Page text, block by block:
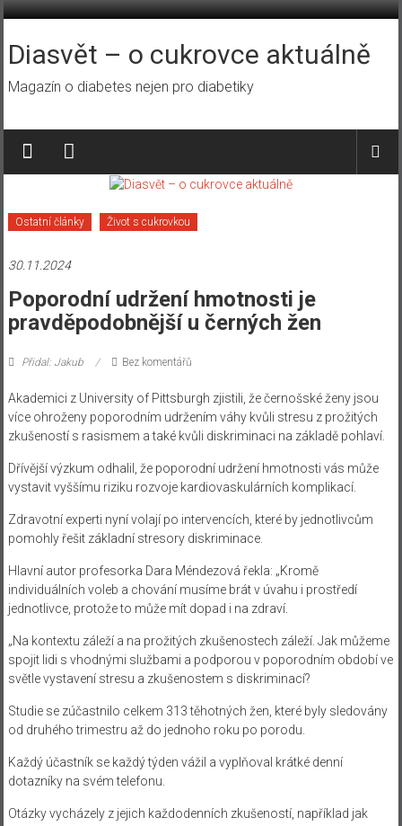
Přeskočit
obsah
Diasvět – o cukrovce aktuálně
Magazín o diabetes nejen pro diabetiky
Ostatní články Život s cukrovkou
30.11.2024
Poporodní udržení hmotnosti je
pravděpodobnější u černých žen
Přidal: Jakub Bez komentářů
Akademici z University of Pittsburgh zjistili, že černošské ženy jsou
více ohroženy poporodním udržením váhy kvůli stresu z prožitých
zkušeností s rasismem a také kvůli diskriminaci na základě pohlaví.
Dřívější výzkum odhalil, že poporodní udržení hmotnosti vás může
vystavit vyššímu riziku rozvoje kardiovaskulárních komplikací.
Zdravotní experti nyní volají po intervencích, které by jednotlivcům
pomohly řešit základní stresory diskriminace.
Hlavní autor profesorka Dara Méndezová řekla: „Kromě
individuálních voleb a chování musíme brát v úvahu i prostředí
jednotlivce, protože to může mít dopad i na zdraví.
„Na kontextu záleží a na prožitých zkušenostech záleží. Jak můžeme
spojit lidi s vhodnými službami a podporou v poporodním období ve
světle vystavení stresu a zkušenostem s diskriminací?
Studie se zúčastnilo celkem 313 těhotných žen, které byly sledovány
od druhého trimestru až do jednoho roku po porodu.
Každý účastník se každý týden vážil a vyplňoval krátké denní
dotazníky na svém telefonu.
Otázky vycházely z jejich každodenních zkušeností, například jak